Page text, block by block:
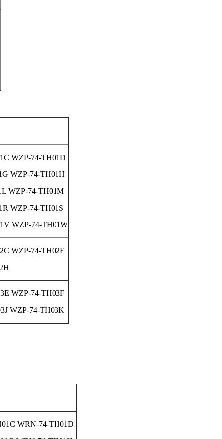
WZP-74-TH01D
WZP-74-TH01H
WZP-74-TH01M
WZP-74-TH01S
WZP-74-TH01W
WZP-74-TH02E
WZP-74-TH03F
WZP-74-TH03K
WRN-74-TH01D